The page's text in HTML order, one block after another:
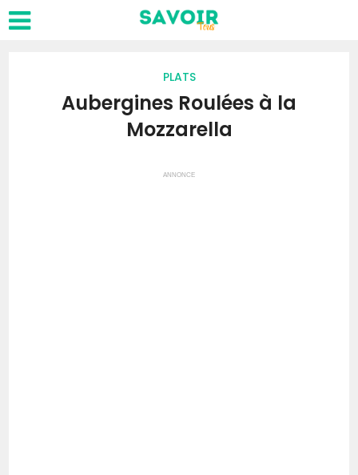
PLATS
Aubergines Roulées à la
Mozzarella
ANNONCE